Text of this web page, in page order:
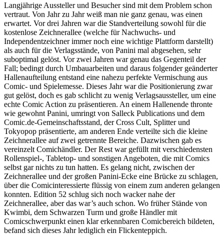
Langjährige Aussteller und Besucher sind mit dem Problem schon
vertraut. Von Jahr zu Jahr weiß man nie ganz genau, was einen
erwartet. Vor drei Jahren war die Standverteilung sowohl für die
kostenlose Zeichnerallee (welche für Nachwuchs- und
Independentzeichner immer noch eine wichtige Plattform darstellt)
als auch für die Verlagsstände, von Panini mal abgesehen, sehr
suboptimal gelöst. Vor zwei Jahren war genau das Gegenteil der
Fall; bedingt durch Umbauarbeiten und daraus folgender geänderter
Hallenaufteilung entstand eine nahezu perfekte Vermischung aus
Comic- und Spielemesse. Dieses Jahr war die Positionierung zwar
gut gelöst, doch es gab schlicht zu wenig Verlagsaussteller, um eine
echte Comic Action zu präsentieren. An einem Hallenende thronte
wie gewohnt Panini, umringt von Salleck Publications und dem
Comic.de-Gemeinschaftsstand, der Cross Cult, Splitter und
Tokyopop präsentierte, am anderen Ende verteilte sich die kleine
Zeichnerallee auf zwei getrennte Bereiche. Dazwischen gab es
vereinzelt Comichändler. Der Rest war gefüllt mit verschiedensten
Rollenspiel-, Tabletop- und sonstigen Angeboten, die mit Comics
selbst gar nichts zu tun hatten. Es gelang nicht, zwischen der
Zeichnerallee und der großen Panini-Ecke eine Brücke zu schlagen,
über die Comicinteressierte flüssig von einem zum anderen gelangen
konnten. Edition 52 schlug sich noch wacker nahe der
Zeichnerallee, aber das war’s auch schon. Wo früher Stände von
Kwimbi, dem Schwarzen Turm und große Händler mit
Comicschwerpunkt einen klar erkennbaren Comicbereich bildeten,
befand sich dieses Jahr lediglich ein Flickenteppich.